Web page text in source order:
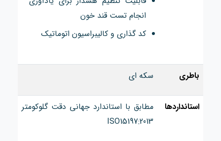
انجام تست قند خون
کد گذاری و کالیبراسیون اتوماتیک
باطری سکه ای
استانداردها
مطابق با استاندارد جهانی دقت گلوکومتر
ISO15197:2013